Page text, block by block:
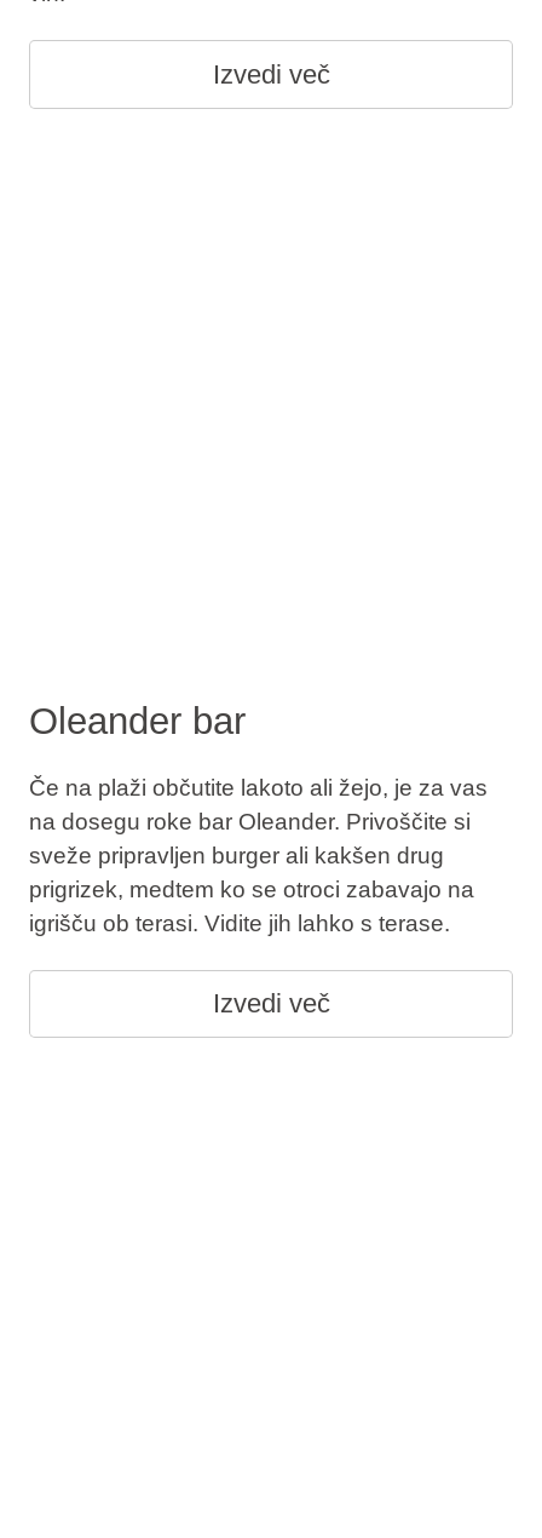
Izvedi več
Oleander bar
Če na plaži občutite lakoto ali žejo, je za vas
na dosegu roke bar Oleander. Privoščite si
sveže pripravljen burger ali kakšen drug
prigrizek, medtem ko se otroci zabavajo na
igrišču ob terasi. Vidite jih lahko s terase.
Izvedi več